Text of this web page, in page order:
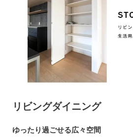
リビングダイニング
ゆったり過ごせる広々空間